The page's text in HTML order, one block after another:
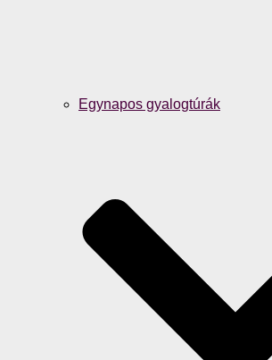
Egynapos gyalogtúrák